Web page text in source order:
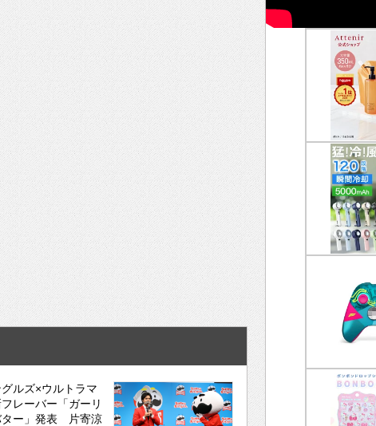
ルズ×ウルトラマ
レーバー「ガーリ
ター」発表 片寄涼